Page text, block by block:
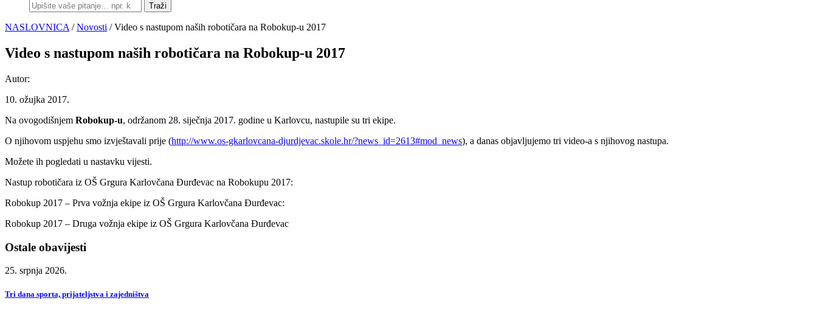
Traži
NASLOVNICA /Novosti / Video s nastupom naših robotičara na Robokup-u 2017
Video s nastupom naših robotičara na Robokup-u 2017
Autor:
10. ožujka 2017.
Na ovogodišnjem Robokup-u, održanom 28. siječnja 2017. godine u Karlovcu, nastupile su tri ekipe.
O njihovom uspjehu smo izvještavali prije (http://www.os-gkarlovcana-djurdjevac.skole.hr/?news_id=2613#mod_news), a danas objavljujemo tri video-a s njihovog nastupa.
Možete ih pogledati u nastavku vijesti.
Nastup robotičara iz OŠ Grgura Karlovčana Đurđevac na Robokupu 2017:
Robokup 2017 – Prva vožnja ekipe iz OŠ Grgura Karlovčana Đurđevac:
Robokup 2017 – Druga vožnja ekipe iz OŠ Grgura Karlovčana Đurđevac
Ostale obavijesti
25. srpnja 2026.
Tri dana sporta, prijateljstva i zajedništva